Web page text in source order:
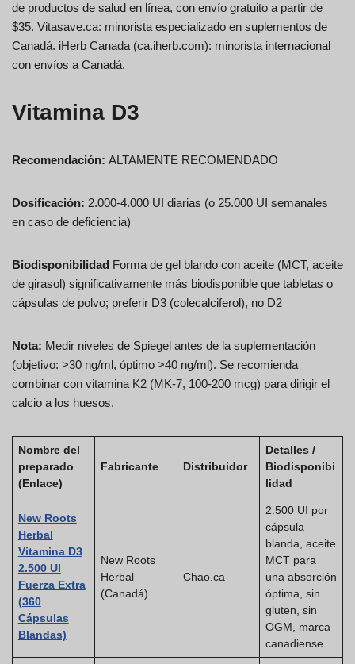
de productos de salud en línea, con envío gratuito a partir de
$35. Vitasave.ca: minorista especializado en suplementos de
Canadá. iHerb Canada (ca.iherb.com): minorista internacional
con envíos a Canadá.
Vitamina D3
Recomendación: ALTAMENTE RECOMENDADO
Dosificación: 2.000-4.000 UI diarias (o 25.000 UI semanales
en caso de deficiencia)
Biodisponibilidad Forma de gel blando con aceite (MCT, aceite
de girasol) significativamente más biodisponible que tabletas o
cápsulas de polvo; preferir D3 (colecalciferol), no D2
Nota: Medir niveles de Spiegel antes de la suplementación
(objetivo: >30 ng/ml, óptimo >40 ng/ml). Se recomienda
combinar con vitamina K2 (MK-7, 100-200 mcg) para dirigir el
calcio a los huesos.
Nombre del
preparado
(Enlace)
Fabricante Distribuidor
Detalles /
Biodisponibi
lidad
New Roots
Herbal
Vitamina D3
2.500 UI
Fuerza Extra
(360
Cápsulas
Blandas)
New Roots
Herbal
(Canadá)
Chao.ca
2.500 UI por
cápsula
blanda, aceite
MCT para
una absorción
óptima, sin
gluten, sin
OGM, marca
canadiense